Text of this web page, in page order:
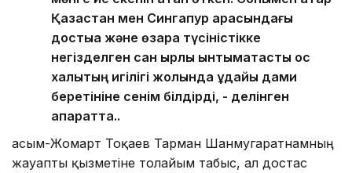
Қазақстан мен Сингапур арасындағы
достыққа және өзара түсіністікке
негізделген сан қырлы ынтымақтастық қос
халықтың игілігі жолында ұдайы дами
беретініне сенім білдірді, - делінген
ақпаратта..
Қасым-Жомарт Тоқаев Тарман Шанмугаратнамның
жауапты қызметіне толайым табыс, ал достас